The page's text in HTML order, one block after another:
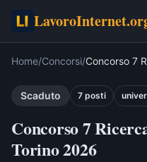
Home/Concorsi/Concorso 7
Scaduto
7 posti
Concorso 7
Torino 2026